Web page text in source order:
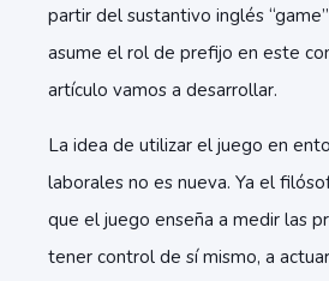
partir del sustantivo inglés
asume el rol de prefijo en este
artículo vamos a desarrollar.
La idea de utilizar el juego en
laborales no es nueva. Ya el
que el juego enseña a medir las
tener control de sí mismo, a